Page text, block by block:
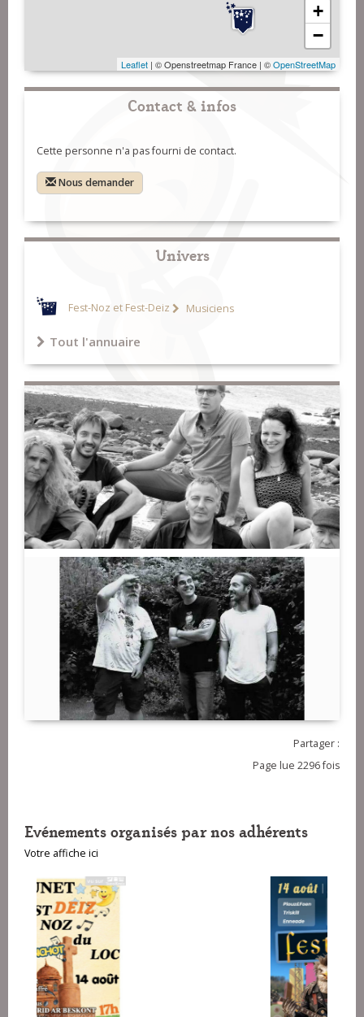
+
−
Leaflet | © Openstreetmap France | ©OpenStreetMap
Contact & infos
Cette personne n'a pas fourni de contact.
Nous demander
Univers
Fest-Noz et Fest-Deiz Musiciens
Tout l'annuaire
Partager :
Page lue 2296 fois
Evénements organisés par nos adhérents
Votre affiche ici